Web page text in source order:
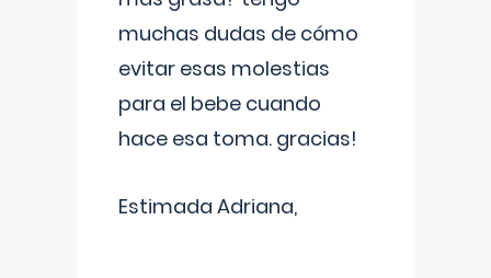
muchas dudas de cómo
evitar esas molestias
para el bebe cuando
hace esa toma. gracias!
Estimada Adriana,